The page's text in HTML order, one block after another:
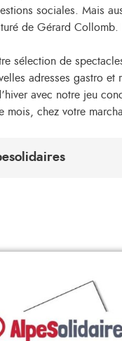
sociales. Mais
de Gérard Collomb.
sélection de
adresses gastro et
avec notre jeu
mois, chez votre